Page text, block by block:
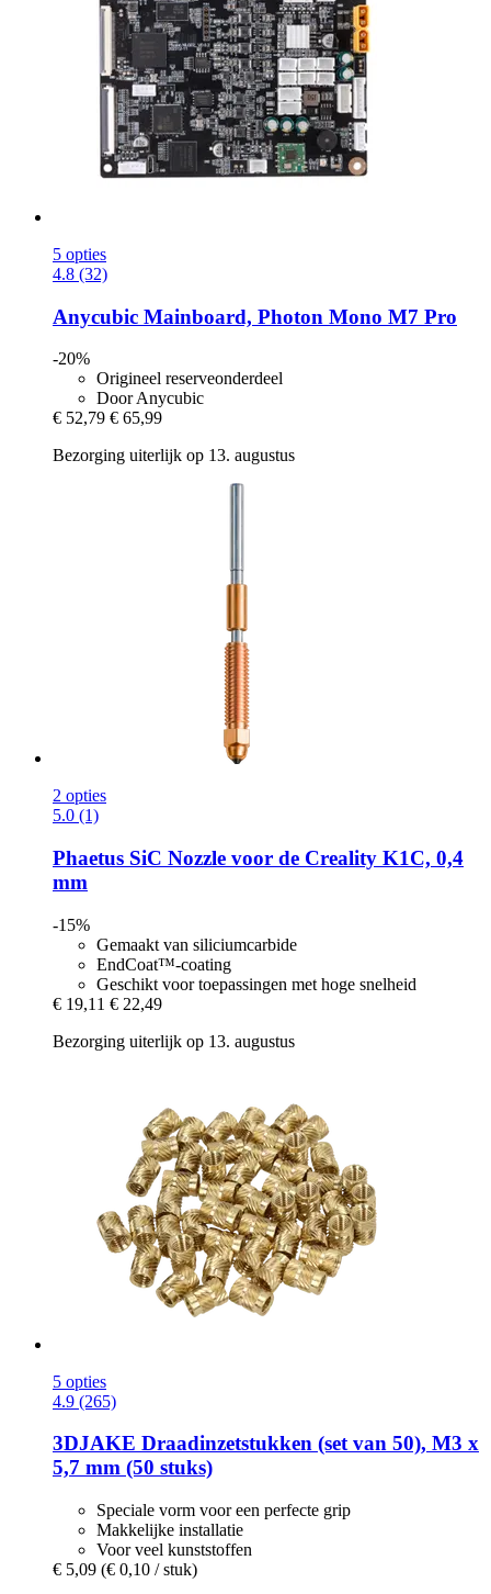
5 opties
4.8 (32)
Anycubic Mainboard, Photon Mono M7 Pro
-20%
Origineel reserveonderdeel
Door Anycubic
€ 52,79 € 65,99
Bezorging uiterlijk op 13. augustus
2 opties
5.0 (1)
Phaetus SiC Nozzle voor de Creality K1C, 0,4
mm
-15%
Gemaakt van siliciumcarbide
EndCoat™-coating
Geschikt voor toepassingen met hoge snelheid
€ 19,11 € 22,49
Bezorging uiterlijk op 13. augustus
5 opties
4.9 (265)
3DJAKE Draadinzetstukken (set van 50), M3 x
5,7 mm (50 stuks)
Speciale vorm voor een perfecte grip
Makkelijke installatie
Voor veel kunststoffen
€ 5,09 (€ 0,10 / stuk)